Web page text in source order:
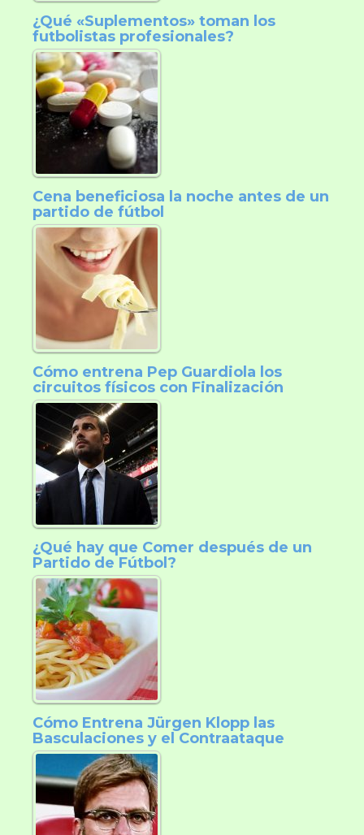
¿Qué «Suplementos» toman los
futbolistas profesionales?
Cena beneficiosa la noche antes de un
partido de fútbol
Cómo entrena Pep Guardiola los
circuitos físicos con Finalización
¿Qué hay que Comer después de un
Partido de Fútbol?
Cómo Entrena Jürgen Klopp las
Basculaciones y el Contraataque